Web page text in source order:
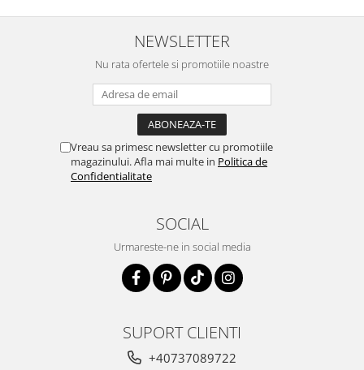
NEWSLETTER
Nu rata ofertele si promotiile noastre
Vreau sa primesc newsletter cu promotiile
magazinului. Afla mai multe in Politica de
Confidentialitate
SOCIAL
Urmareste-ne in social media
SUPORT CLIENTI
+40737089722